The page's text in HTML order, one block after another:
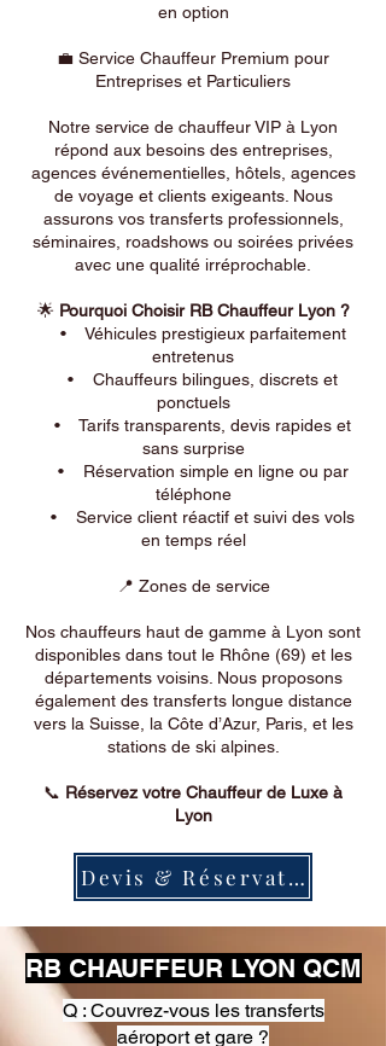
en option
💼 Service Chauffeur Premium pour
Entreprises et Particuliers
Notre service de chauffeur VIP à Lyon
répond aux besoins des entreprises,
agences événementielles, hôtels, agences
de voyage et clients exigeants. Nous
assurons vos transferts professionnels,
séminaires, roadshows ou soirées privées
avec une qualité irréprochable.
🌟 Pourquoi Choisir RB Chauffeur Lyon ?
• Véhicules prestigieux parfaitement
entretenus
• Chauffeurs bilingues, discrets et
ponctuels
• Tarifs transparents, devis rapides et
sans surprise
• Réservation simple en ligne ou par
téléphone
• Service client réactif et suivi des vols
en temps réel
📍 Zones de service
Nos chauffeurs haut de gamme à Lyon sont
disponibles dans tout le Rhône (69) et les
départements voisins. Nous proposons
également des transferts longue distance
vers la Suisse, la Côte d’Azur, Paris, et les
stations de ski alpines.
📞 Réservez votre Chauffeur de Luxe à
Lyon
Devis & Réservation
RB CHAUFFEUR LYON QCM
Q : Couvrez-vous les transferts
aéroport et gare ?